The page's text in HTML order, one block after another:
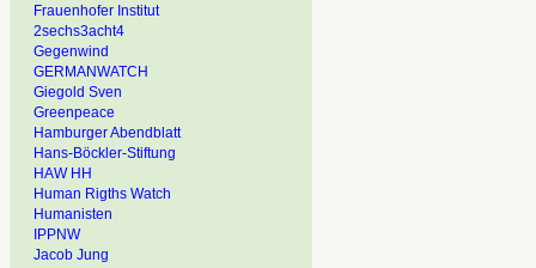
Frauenhofer Institut
2sechs3acht4
Gegenwind
GERMANWATCH
Giegold Sven
Greenpeace
Hamburger Abendblatt
Hans-Böckler-Stiftung
HAW HH
Human Rigths Watch
Humanisten
IPPNW
Jacob Jung